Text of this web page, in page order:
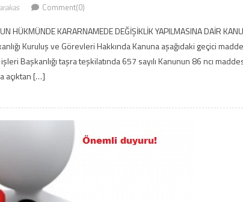
Comment(0)
HÜKMÜNDE KARARNAMEDE DEĞİŞİKLİK YAPILMASINA DAİR
Kuruluş ve Görevleri Hakkında Kanuna aşağıdaki geçici madde
Başkanlığı taşra teşkilatında 657 sayılı Kanunun 86 ncı
açıktan […]